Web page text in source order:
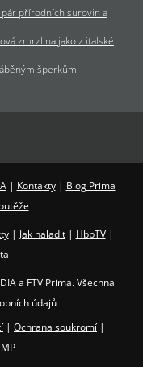
přírodních surovin a
zmrzlina jako z italské
šperkům
| Kontakty| Blog Prima
| Jak naladit| HbbTV|
a FTV Prima. Všechna
údajů
| Ochrana soukromí |